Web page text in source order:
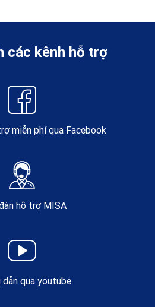
các kênh hỗ trợ
miễn phí qua Facebook
hỗ trợ MISA
dẫn qua youtube